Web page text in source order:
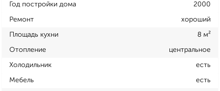
Год постройки дома 2000
Ремонт хороший
Площадь кухни 8 м²
Отопление центральное
Холодильник есть
Мебель есть